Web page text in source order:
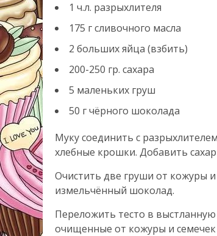
1 ч.л. разрыхлителя
175 г сливочного масла
2 больших яйца (взбить)
200-250 гр. сахара
5 маленьких груш
50 г чёрного шоколада
Муку соединить с
хлебные крошки. Добавить
Очистить две груши от кожуры
измельчённый шоколад.
Переложить тесто в
очищенные от кожуры и семечек